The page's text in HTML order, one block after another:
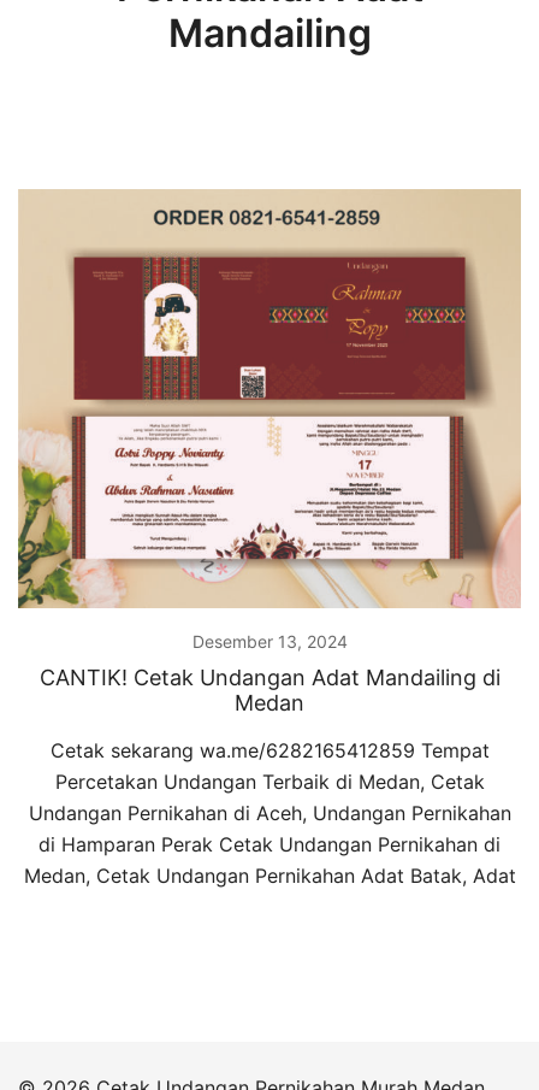
Mandailing
Desember 13, 2024
CANTIK! Cetak Undangan Adat Mandailing di
Medan
Cetak sekarang wa.me/6282165412859 Tempat
Percetakan Undangan Terbaik di Medan, Cetak
Undangan Pernikahan di Aceh, Undangan Pernikahan
di Hamparan Perak Cetak Undangan Pernikahan di
Medan, Cetak Undangan Pernikahan Adat Batak, Adat